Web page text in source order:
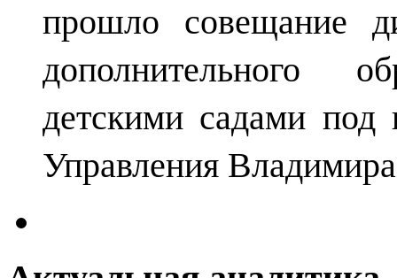
прошло совещание
дополнительного
детскими садами под
Управления